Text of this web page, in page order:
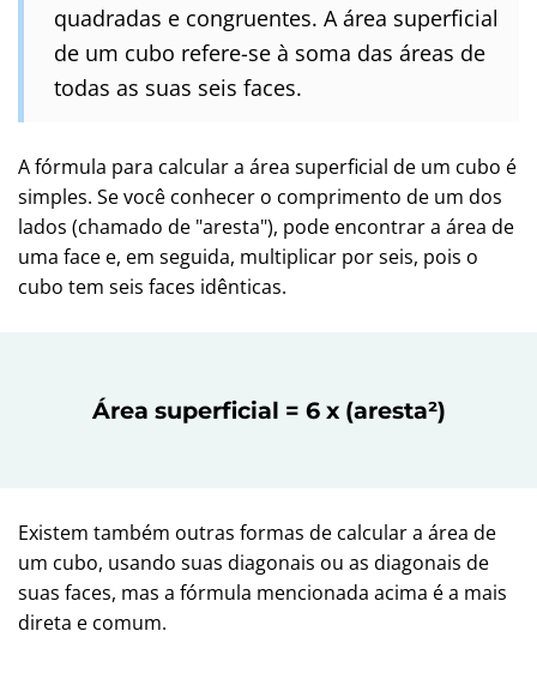
quadradas e congruentes. A área superficial
de um cubo refere-se à soma das áreas de
todas as suas seis faces.
A fórmula para calcular a área superficial de um cubo é
simples. Se você conhecer o comprimento de um dos
lados (chamado de "aresta"), pode encontrar a área de
uma face e, em seguida, multiplicar por seis, pois o
cubo tem seis faces idênticas.
Área superficial = 6 x (aresta²)
Existem também outras formas de calcular a área de
um cubo, usando suas diagonais ou as diagonais de
suas faces, mas a fórmula mencionada acima é a mais
direta e comum.